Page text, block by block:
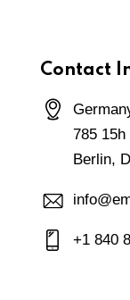
Contact
785
Berlin,
+1 840